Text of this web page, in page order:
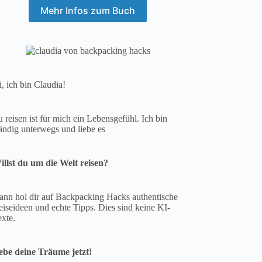
Mehr Infos zum Buch
ich bin Claudia!
reisen ist für mich ein Lebensgefühl. Ich bin
unterwegs und liebe es
du um die Welt reisen?
hol dir auf Backpacking Hacks authentische
und echte Tipps. Dies sind keine KI-
deine Träume jetzt!